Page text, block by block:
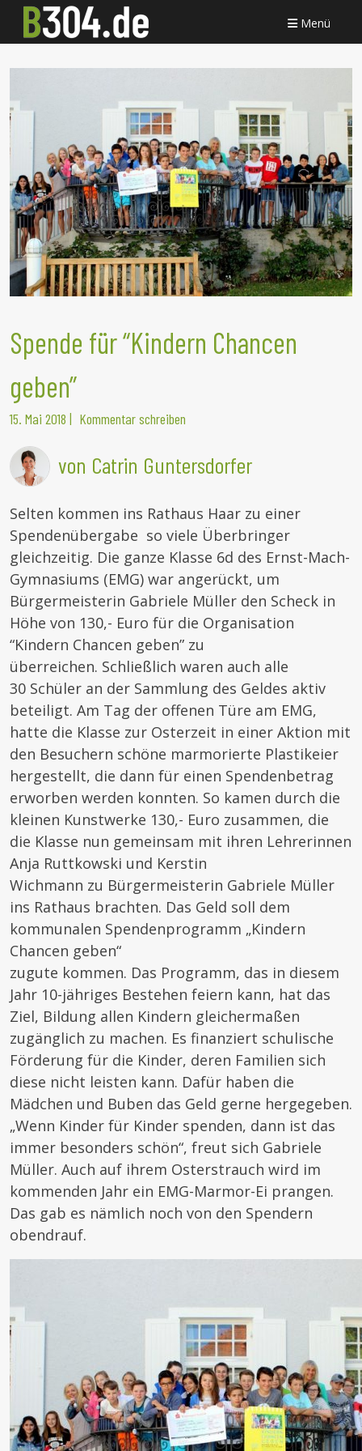
Menü
Spende für “Kindern Chancen
geben”
15. Mai 2018 | Kommentar schreiben
von Catrin Guntersdorfer
Selten kommen ins Rathaus Haar zu einer
Spendenübergabe so viele Überbringer
gleichzeitig. Die ganze Klasse 6d des Ernst-Mach-
Gymnasiums (EMG) war angerückt, um
Bürgermeisterin Gabriele Müller den Scheck in
Höhe von 130,- Euro für die Organisation
“Kindern Chancen geben” zu
überreichen. Schließlich waren auch alle
30 Schüler an der Sammlung des Geldes aktiv
beteiligt. Am Tag der offenen Türe am EMG,
hatte die Klasse zur Osterzeit in einer Aktion mit
den Besuchern schöne marmorierte Plastikeier
hergestellt, die dann für einen Spendenbetrag
erworben werden konnten. So kamen durch die
kleinen Kunstwerke 130,- Euro zusammen, die
die Klasse nun gemeinsam mit ihren Lehrerinnen
Anja Ruttkowski und Kerstin
Wichmann zu Bürgermeisterin Gabriele Müller
ins Rathaus brachten. Das Geld soll dem
kommunalen Spendenprogramm „Kindern
Chancen geben“
zugute kommen. Das Programm, das in diesem
Jahr 10-jähriges Bestehen feiern kann, hat das
Ziel, Bildung allen Kindern gleichermaßen
zugänglich zu machen. Es finanziert schulische
Förderung für die Kinder, deren Familien sich
diese nicht leisten kann. Dafür haben die
Mädchen und Buben das Geld gerne hergegeben.
„Wenn Kinder für Kinder spenden, dann ist das
immer besonders schön“, freut sich Gabriele
Müller. Auch auf ihrem Osterstrauch wird im
kommenden Jahr ein EMG-Marmor-Ei prangen.
Das gab es nämlich noch von den Spendern
obendrauf.